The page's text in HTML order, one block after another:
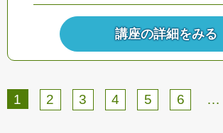
講座の詳細をみる
1 2 3 4 5 6 …